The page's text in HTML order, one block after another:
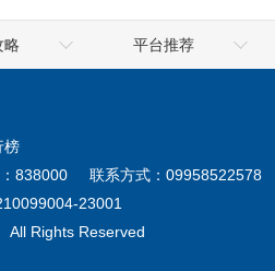
略 平台推荐
统计局
榜
838000
联系方式：09958522578
23001
All Rights Reserved